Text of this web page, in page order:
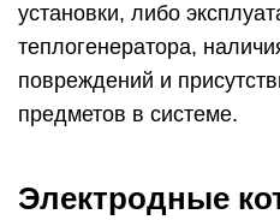
установки, либо
теплогенератора,
повреждений и
предметов в системе.
Электродные